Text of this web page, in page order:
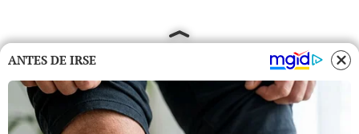
ANTES DE IRSE